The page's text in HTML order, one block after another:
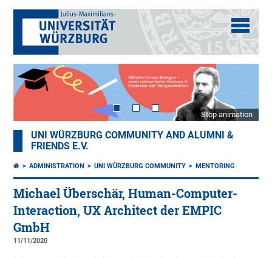
Stop animation
UNI WÜRZBURG COMMUNITY AND ALUMNI &
FRIENDS E.V.
ADMINISTRATION UNI WÜRZBURG COMMUNITY MENTORING
Michael Überschär, Human-Computer-
Interaction, UX Architect der EMPIC
GmbH
11/11/2020